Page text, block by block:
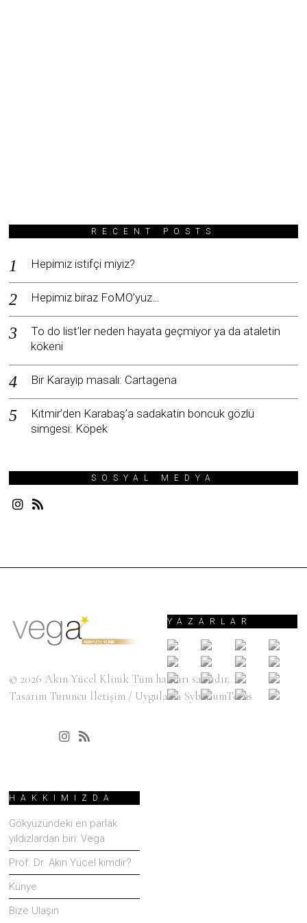
RECENT POSTS
Hepimiz istifçi miyiz?
Hepimiz biraz FoMO’yuz…
To do list’ler neden hayata geçmiyor ya da ataletin
kökeni
Bir Karayip masalı: Cartagena
Kıtmir’den Karabaş’a sadakatin boncuk gözlü
simgesi: Köpek
SOSYAL MEDYA
© 2026Akın Yücel Klinik Tüm hakları saklıdır.
Tasarım Turuncu İletişim / Uygulama SyberiumTechs
YAZARLAR
HAKKIMIZDA
Gökyüzündeki en parlak
yıldızlardan biri: Vega
Prof. Dr. Akın Yücel kimdir?
Künye
Bize Ulaşın